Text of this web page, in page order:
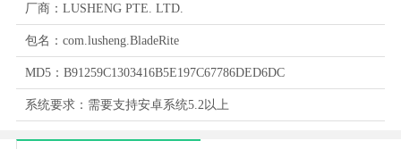
厂商：LUSHENG PTE. LTD.
包名：com.lusheng.BladeRite
MD5：B91259C1303416B5E197C67786DED6DC
系统要求：需要支持安卓系统5.2以上